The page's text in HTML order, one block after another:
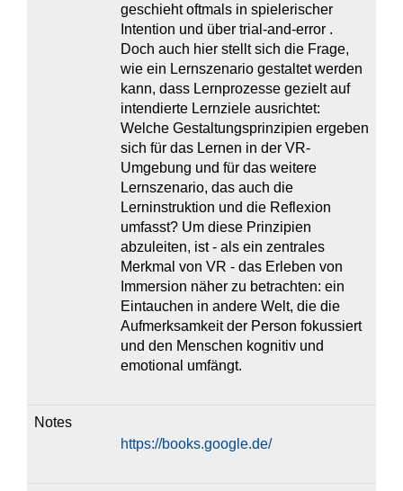
geschieht oftmals in spielerischer
Intention und über trial-and-error .
Doch auch hier stellt sich die Frage,
wie ein Lernszenario gestaltet werden
kann, dass Lernprozesse gezielt auf
intendierte Lernziele ausrichtet:
Welche Gestaltungsprinzipien ergeben
sich für das Lernen in der VR-
Umgebung und für das weitere
Lernszenario, das auch die
Lerninstruktion und die Reflexion
umfasst? Um diese Prinzipien
abzuleiten, ist - als ein zentrales
Merkmal von VR - das Erleben von
Immersion näher zu betrachten: ein
Eintauchen in andere Welt, die die
Aufmerksamkeit der Person fokussiert
und den Menschen kognitiv und
emotional umfängt.
Notes
https://books.google.de/